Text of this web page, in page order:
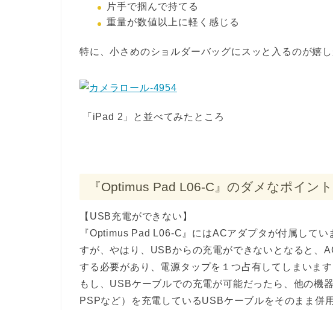
片手で掴んで持てる
重量が数値以上に軽く感じる
特に、小さめのショルダーバッグにスッと入るのが嬉し
「iPad 2」と並べてみたところ
『Optimus Pad L06-C』のダメなポイント
【USB充電ができない】
『Optimus Pad L06-C』にはACアダプタが付属して
すが、やはり、USBからの充電ができないとなると、
する必要があり、電源タップを１つ占有してしまいます
もし、USBケーブルでの充電が可能だったら、他の機
PSPなど）を充電しているUSBケーブルをそのまま併